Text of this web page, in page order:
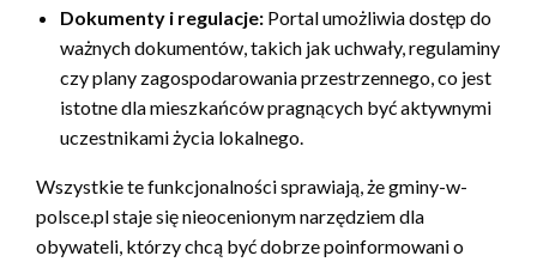
Dokumenty i regulacje: Portal umożliwia dostęp do
ważnych dokumentów, takich jak uchwały, regulaminy
czy plany zagospodarowania przestrzennego, co jest
istotne dla mieszkańców pragnących być aktywnymi
uczestnikami życia lokalnego.
Wszystkie te funkcjonalności sprawiają, że gminy-w-
polsce.pl staje się nieocenionym narzędziem dla
obywateli, którzy chcą być dobrze poinformowani o